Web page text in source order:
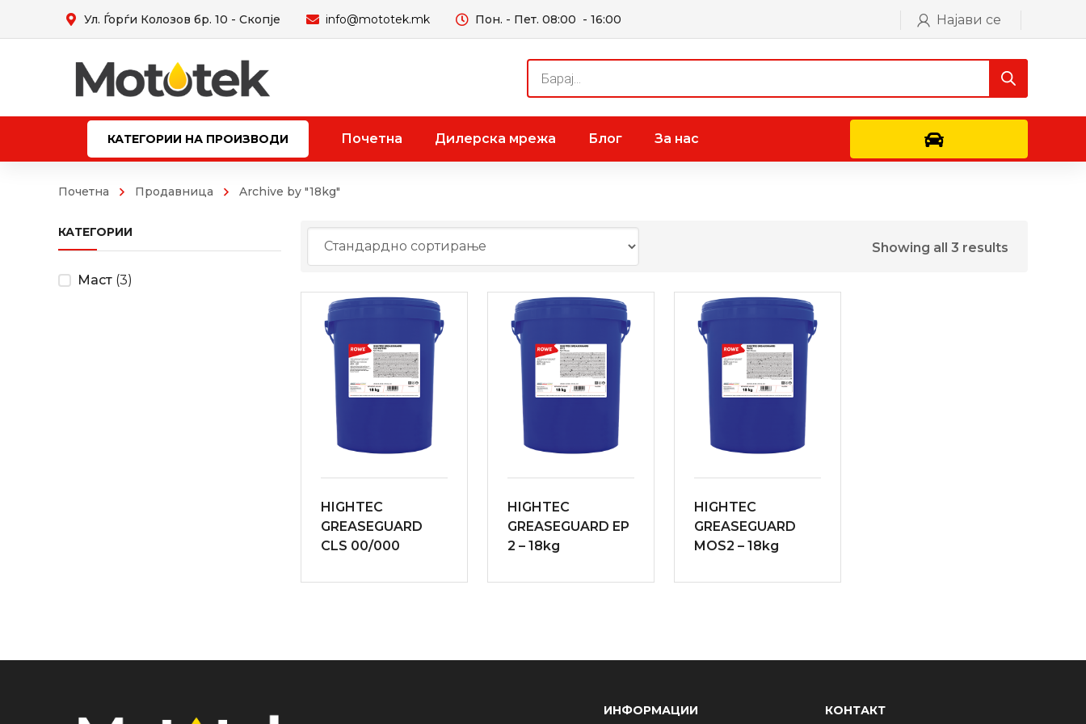
Ул. Ѓорѓи Колозов бр. 10 - Скопје info@mototek.mk Пон. - Пет. 08:00 - 16:00 Најави се
search
КАТЕГОРИИ НА ПРОИЗВОДИ Почетна Дилерска мрежа Блог За нас
Почетна Продавница Archive by "18kg"
КАТЕГОРИИ
Маст (3)
Showing all 3 results
HIGHTEC
GREASEGUARD
CLS 00/000
HIGHTEC
GREASEGUARD EP
2 – 18kg
HIGHTEC
GREASEGUARD
MOS2 – 18kg
ИНФОРМАЦИИ КОНТАКТ